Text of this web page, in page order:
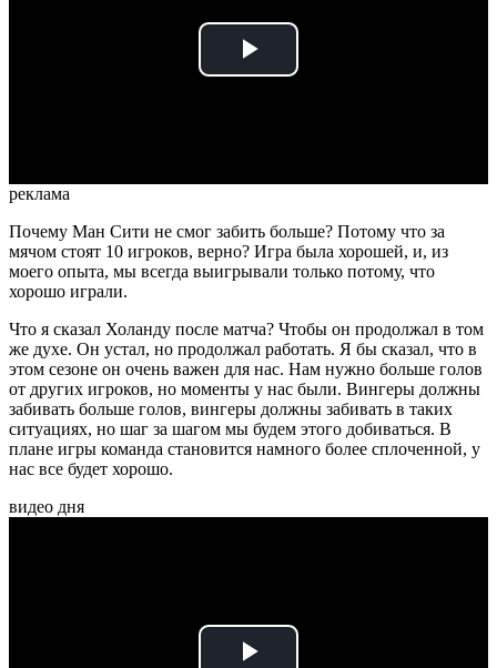
Play
реклама
Почему Ман Сити не смог забить больше? Потому что за
мячом стоят 10 игроков, верно? Игра была хорошей, и, из
моего опыта, мы всегда выигрывали только потому, что
хорошо играли.
Что я сказал Холанду после матча? Чтобы он продолжал в том
же духе. Он устал, но продолжал работать. Я бы сказал, что в
этом сезоне он очень важен для нас. Нам нужно больше голов
от других игроков, но моменты у нас были. Вингеры должны
забивать больше голов, вингеры должны забивать в таких
ситуациях, но шаг за шагом мы будем этого добиваться. В
плане игры команда становится намного более сплоченной, у
нас все будет хорошо.
видео дня